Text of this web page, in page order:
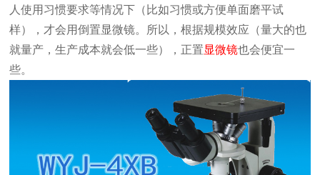
人使用习惯要求等情况下（比如习惯或方便单面磨平试
样），才会用倒置显微镜。所以，根据规模效应（量大的也
就量产，生产成本就会低一些），正置显微镜也会便宜一
些。